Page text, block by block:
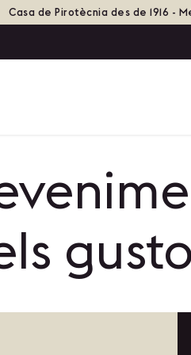
Casa de Pirotècnia des de 1916 -